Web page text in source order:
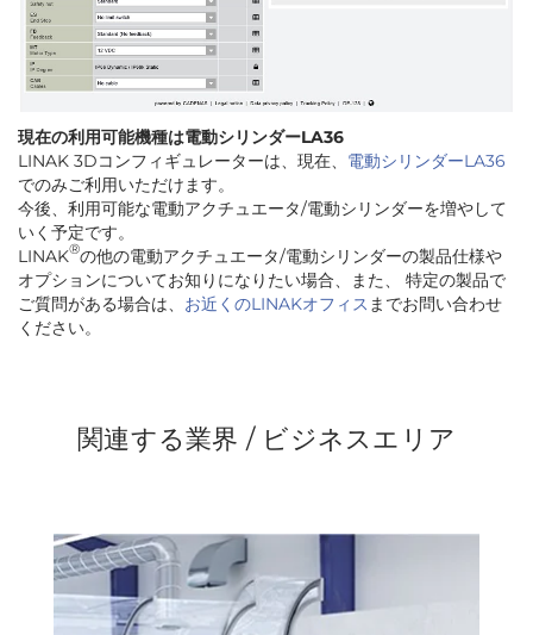
現在の利用可能機種は電動シリンダーLA36
LINAK 3Dコンフィギュレーターは、現在、 電動シリンダーLA36
でのみご利用いただけます。
今後、利用可能な電動アクチュエータ/電動シリンダーを増やして
いく予定です。
LINAK®の他の電動アクチュエータ/電動シリンダーの製品仕様や
オプションについてお知りになりたい場合、また、 特定の製品で
ご質問がある場合は、 お近くのLINAKオフィス までお問い合わせ
ください。
関連する業界 / ビジネスエリア